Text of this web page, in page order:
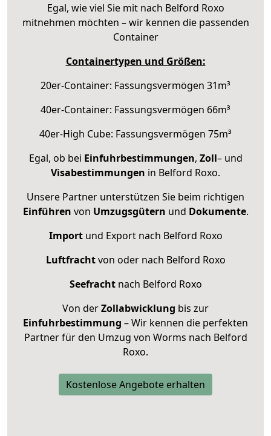
Egal, wie viel Sie mit nach Belford Roxo
mitnehmen möchten – wir kennen die passenden
Container
Containertypen und Größen:
20er-Container: Fassungsvermögen 31m³
40er-Container: Fassungsvermögen 66m³
40er-High Cube: Fassungsvermögen 75m³
Egal, ob bei Einfuhrbestimmungen, Zoll– und
Visabestimmungen in Belford Roxo.
Unsere Partner unterstützen Sie beim richtigen
Einführen von Umzugsgütern und Dokumente.
Importund Export nach Belford Roxo
Luftfrachtvon oder nach Belford Roxo
Seefrachtnach Belford Roxo
Von derZollabwicklung bis zur
Einfuhrbestimmung – Wir kennen die perfekten
Partner für den Umzug von Worms nach Belford
Roxo.
Kostenlose Angebote erhalten